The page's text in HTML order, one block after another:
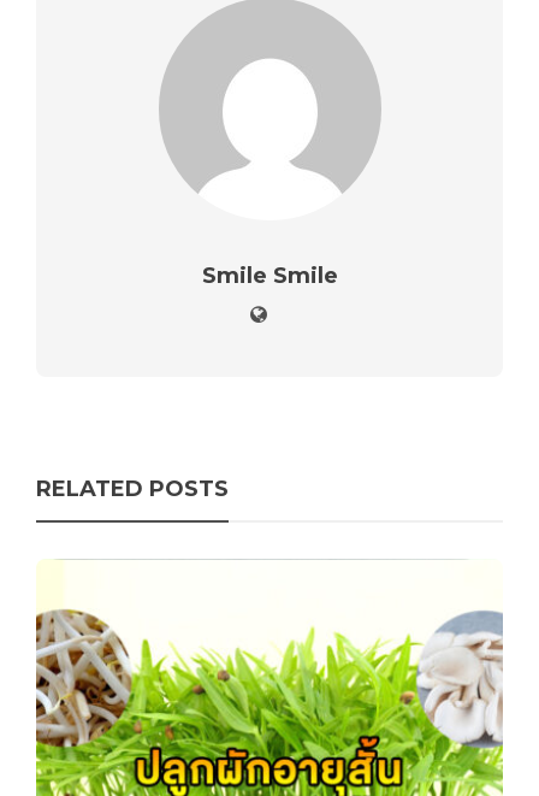
Smile Smile
RELATED POSTS